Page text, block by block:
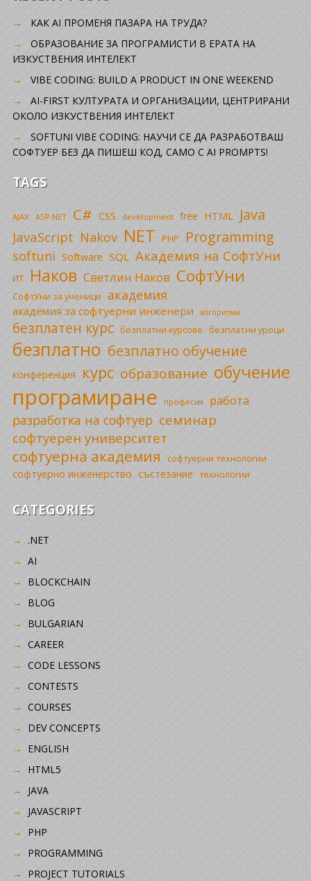
КАК AI ПРОМЕНЯ ПАЗАРА НА ТРУДА?
ОБРАЗОВАНИЕ ЗА ПРОГРАМИСТИ В ЕРАТА НА
ИЗКУСТВЕНИЯ ИНТЕЛЕКТ
VIBE CODING: BUILD A PRODUCT IN ONE WEEKEND
AI-FIRST КУЛТУРАТА И ОРГАНИЗАЦИИ, ЦЕНТРИРАНИ
ОКОЛО ИЗКУСТВЕНИЯ ИНТЕЛЕКТ
SOFTUNI VIBE CODING: НАУЧИ СЕ ДА РАЗРАБОТВАШ
СОФТУЕР БЕЗ ДА ПИШЕШ КОД, САМО С AI PROMPTS!
TAGS
AJAX ASP.NET C# CSS development free HTML Java
JavaScript Nakov NET PHP Programming
softuni Software SQL Академия на СофтУни
ИТ Наков Светлин Наков СофтУни
СофтУни за ученици академия
академия за софтуерни инженери алгоритми
безплатен курс безплатни курсове безплатни уроци
безплатно безплатно обучение
конференция курс образование обучение
програмиране професия работа
разработка на софтуер семинар
софтуерен университет
софтуерна академия софтуерни технологии
софтуерно инженерство състезание технологии
CATEGORIES
.NET
AI
BLOCKCHAIN
BLOG
BULGARIAN
CAREER
CODE LESSONS
CONTESTS
COURSES
DEV CONCEPTS
ENGLISH
HTML5
JAVA
JAVASCRIPT
PHP
PROGRAMMING
PROJECT TUTORIALS